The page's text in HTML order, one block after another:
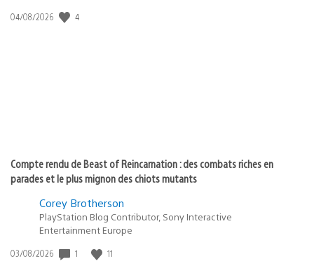
Date
04/08/2026 4
Compte rendu de Beast of Reincarnation : des combats riches en
parades et le plus mignon des chiots mutants
Corey Brotherson
PlayStation Blog Contributor, Sony Interactive
Entertainment Europe
Date
03/08/2026 1 11